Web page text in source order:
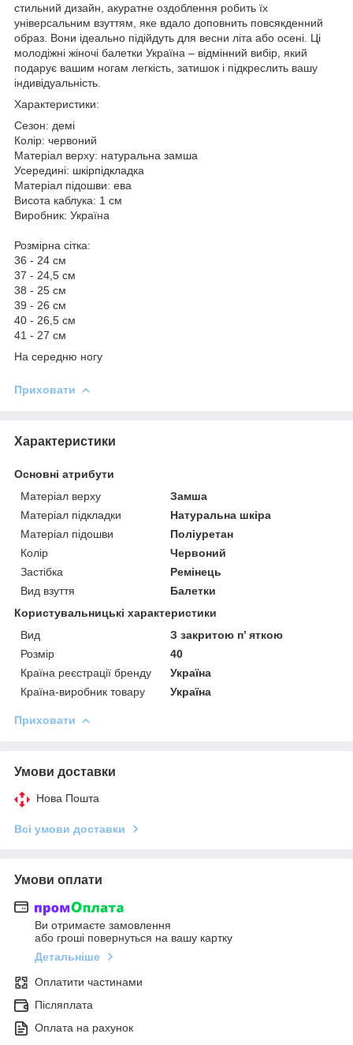
стильний дизайн, акуратне оздоблення робить їх
універсальним взуттям, яке вдало доповнить повсякденний
образ. Вони ідеально підійдуть для весни літа або осені. Ці
молодіжні жіночі балетки Україна – відмінний вибір, який
подарує вашим ногам легкість, затишок і підкреслить вашу
індивідуальність.
Характеристики:
Сезон: демі
Колір: червоний
Матеріал верху: натуральна замша
Усередині: шкірпідкладка
Матеріал підошви: ева
Висота каблука: 1 см
Виробник: Україна
Розмірна сітка:
36 - 24 см
37 - 24,5 см
38 - 25 см
39 - 26 см
40 - 26,5 см
41 - 27 см
На середню ногу
Приховати
Характеристики
Основні атрибути
Матеріал верху
Замша
Матеріал підкладки
Натуральна шкіра
Матеріал підошви
Поліуретан
Колір
Червоний
Застібка
Ремінець
Вид взуття
Балетки
Користувальницькі характеристики
Вид
З закритою п’ яткою
Розмір
40
Країна реєстрації бренду
Україна
Країна-виробник товару
Україна
Приховати
Умови доставки
Нова Пошта
Всі умови доставки
Умови оплати
Ви отримаєте замовлення
або гроші повернуться на вашу картку
Детальніше
Оплатити частинами
Післяплата
Оплата на рахунок